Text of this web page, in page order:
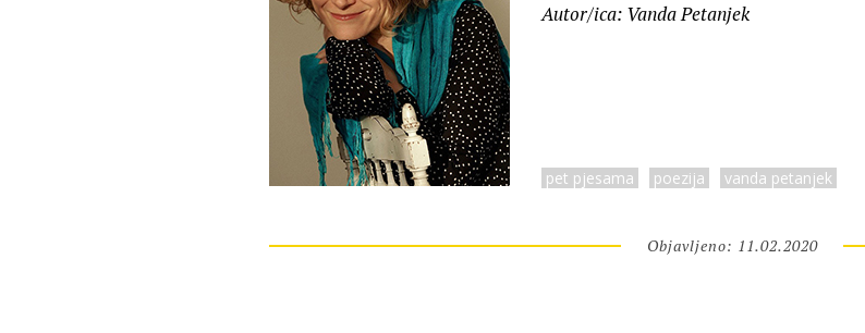
Autor/ica: Vanda Petanjek
pet pjesama poezija vanda petanjek
Objavljeno: 11.02.2020